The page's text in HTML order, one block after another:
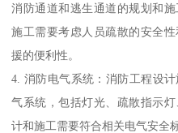
消防通道和逃生通道的规划和
施工需要考虑人员疏散的安全
援的便利性。
4. 消防电气系统：消防工程设
气系统，包括灯光、疏散指示
计和施工需要符合相关电气安全